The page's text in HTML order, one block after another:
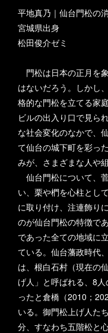
平地真乃｜仙台門松の
宮城県出身
松田俊介ゼミ
門松は日本の正月を
はないだろう。しかし
格的な門松を立てる家
ビルの出入り口で見ら
な社会変化のなかで、
て仙台の城下町を彩っ
みが、さまざまな人や
仙台門松について、
い、栗や椚を心柱とし
に取り付け、注連飾り
のが仙台門松の特徴で
であった全ての地域に
ている。仙台藩政時代
は、根白石村（現在の
げ人」と呼ばれる、8
ったと倉橋（2010；
いる。御門松上げ人た
分、すなわち五階松と